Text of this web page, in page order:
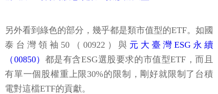
另外看到綠色的部分，幾乎都是類市值型的ETF。如國
泰台灣領袖50（00922）與 元大臺灣ESG永續
（00850） 都是有含ESG選股要求的市值型ETF，而且
有單一個股權重上限30%的限制，剛好就限制了台積
電對這檔ETF的貢獻。